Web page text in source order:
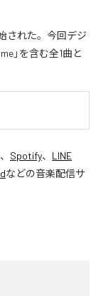
された。今回デジ
」を含む全1曲と
、 Spotify、 LINE
などの音楽配信サ